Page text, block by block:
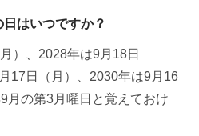
はいつですか？
）、2028年は9月18日
17日（月）、2030年は9月16
月の第3月曜日と覚えておけ